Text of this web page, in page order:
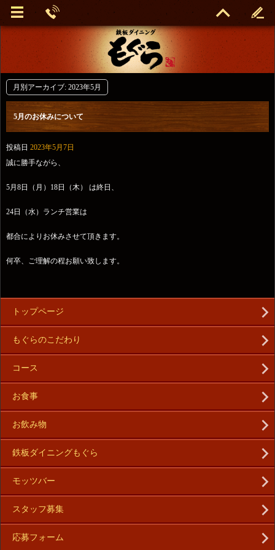
月別アーカイブ: 2023年5月
5月のお休みについて
投稿日 2023年5月7日
誠に勝手ながら、
5月8日（月）18日（木） は終日、
24日（水）ランチ営業は
都合によりお休みさせて頂きます。
何卒、ご理解の程お願い致します。
トップページ
もぐらのこだわり
コース
お食事
お飲み物
鉄板ダイニングもぐら
モッツバー
スタッフ募集
応募フォーム